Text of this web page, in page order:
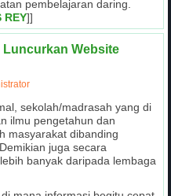
Al-Qur'an MIS
berfoto bersama
Olahraga
selain memberikan
Manasik Haji Cilik
dan memupuk
Latihan Sholat
diberikan kepada siswa
MIS Rahmah El-
El-Yunusiyyah bertujuan
Bazar MIS Rahmah
Yunusiyyah melibatkan para
Royong MIS
MIS Rahmah El-
pembelajaran daring.
REY]]
Luncurkan Website
sekolah/madrasah yang di
ilmu pengetahun dan
masyarakat dibanding
juga secara
banyak daripada lembaga